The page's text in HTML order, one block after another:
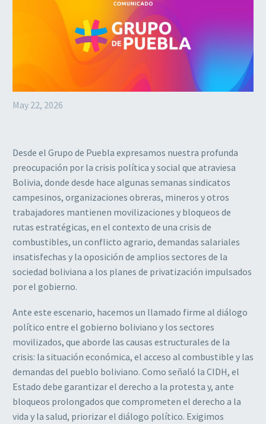
May 22, 2026
Desde el Grupo de Puebla expresamos nuestra profunda
preocupación por la crisis política y social que atraviesa
Bolivia, donde desde hace algunas semanas sindicatos
campesinos, organizaciones obreras, mineros y otros
trabajadores mantienen movilizaciones y bloqueos de
rutas estratégicas, en el contexto de una crisis de
combustibles, un conflicto agrario, demandas salariales
insatisfechas y la oposición de amplios sectores de la
sociedad boliviana a los planes de privatización impulsados
por el gobierno.
Ante este escenario, hacemos un llamado firme al diálogo
político entre el gobierno boliviano y los sectores
movilizados, que aborde las causas estructurales de la
crisis: la situación económica, el acceso al combustible y las
demandas del pueblo boliviano. Como señaló la CIDH, el
Estado debe garantizar el derecho a la protesta y, ante
bloqueos prolongados que comprometen el derecho a la
vida y la salud, priorizar el diálogo político. Exigimos